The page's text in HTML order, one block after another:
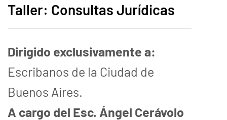
Taller: Consultas Jurídicas
Dirigido exclusivamente a:
Escribanos de la Ciudad de
Buenos Aires.
A cargo del Esc. Ángel Cerávolo